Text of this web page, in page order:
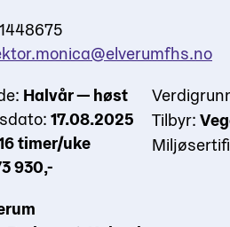
Halvår — høst
17.08.2025
timer/uke
930,-
Tilbyr: